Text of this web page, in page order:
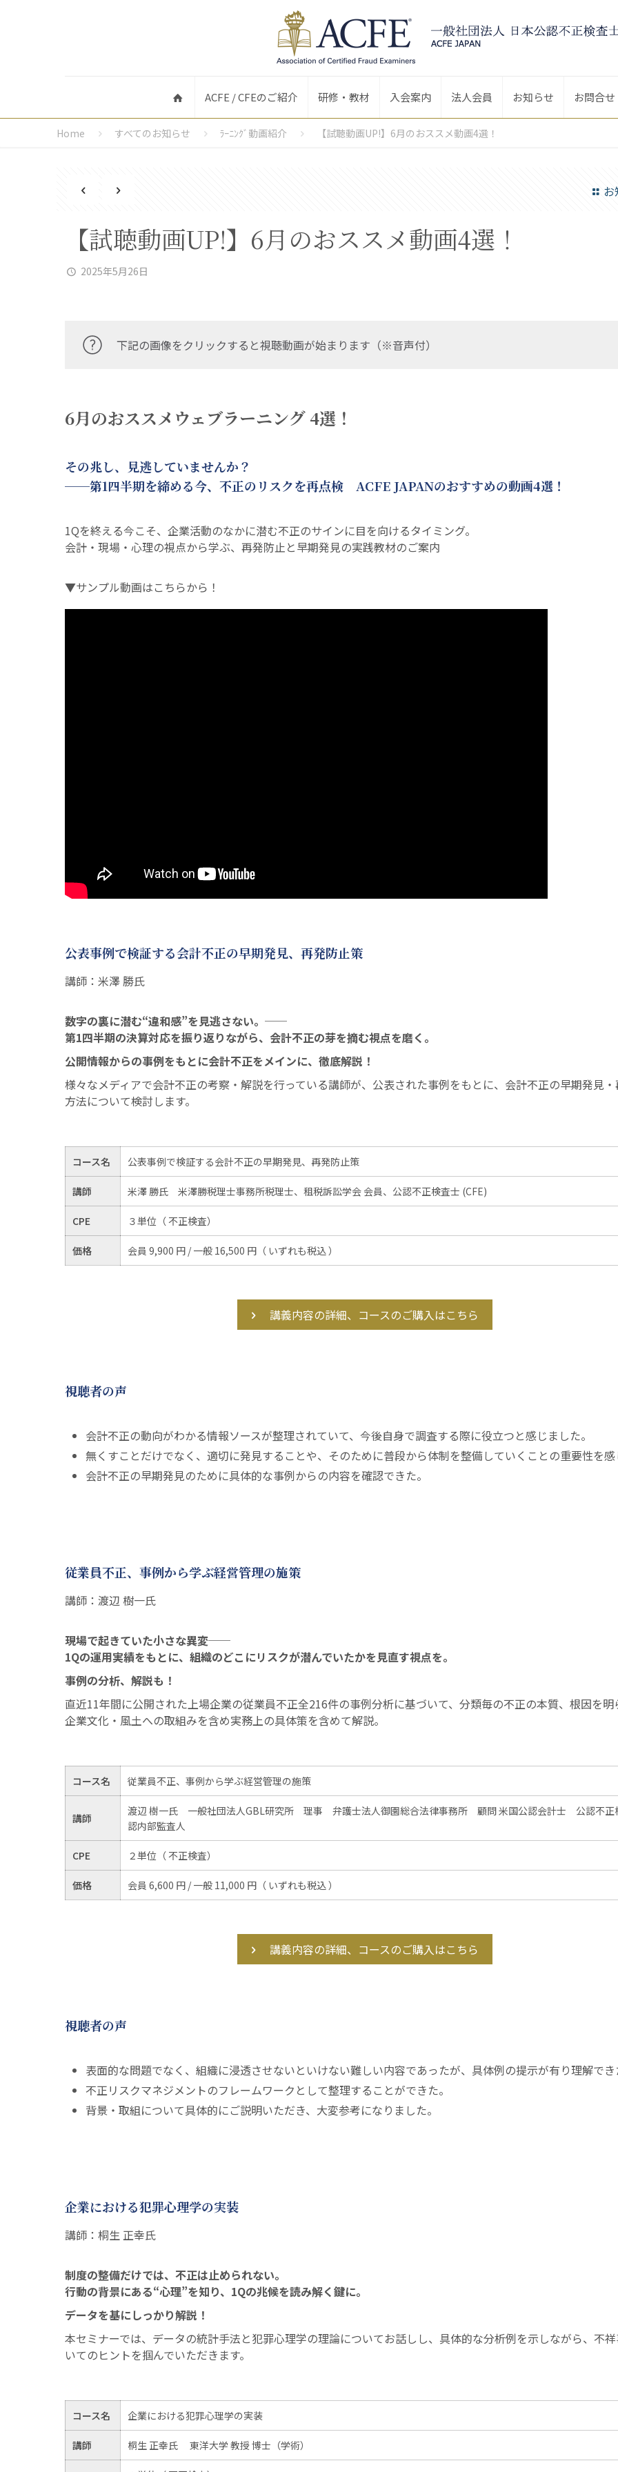
ACFE / CFEのご紹介 研修・教材 入会案内 法人会員 お知らせ お問合せ
Home すべてのお知らせ ﾗｰﾆﾝｸﾞ動画紹介 【試聴動画UP!】6月のおススメ動画4選！
【試聴動画UP!】6月のおススメ動画4選！
2025年5月26日
下記の画像をクリックすると視聴動画が始まります（※音声付）
6月のおススメウェブラーニング 4選！
その兆し、見逃していませんか？
──第1四半期を締める今、不正のリスクを再点検 ACFE JAPANのおすすめの動画4選！
1Qを終える今こそ、企業活動のなかに潜む不正のサインに目を向けるタイミング。
会計・現場・心理の視点から学ぶ、再発防止と早期発見の実践教材のご案内
▼サンプル動画はこちらから！
公表事例で検証する会計不正の早期発見、再発防止策
講師：米澤 勝氏
数字の裏に潜む“違和感”を見逃さない。──
第1四半期の決算対応を振り返りながら、会計不正の芽を摘む視点を磨く。
公開情報からの事例をもとに会計不正をメインに、徹底解説！
様々なメディアで会計不正の考察・解説を行っている講師が、公表された事例をもとに、会計不正の早期発見
方法について検討します。
コース名 公表事例で検証する会計不正の早期発見、再発防止策
講師 米澤 勝氏 米澤勝税理士事務所税理士、租税訴訟学会 会員、公認不正検査士 (CFE)
CPE ３単位（ 不正検査）
価格 会員 9,900 円 / 一般 16,500 円（ いずれも税込 ）
講義内容の詳細、コースのご購入はこちら
視聴者の声
会計不正の動向がわかる情報ソースが整理されていて、今後自身で調査する際に役立つと感じました。
無くすことだけでなく、適切に発見することや、そのために普段から体制を整備していくことの重要性を
会計不正の早期発見のために具体的な事例からの内容を確認できた。
従業員不正、事例から学ぶ経営管理の施策
講師：渡辺 樹一氏
現場で起きていた小さな異変──
1Qの運用実績をもとに、組織のどこにリスクが潜んでいたかを見直す視点を。
事例の分析、解説も！
直近11年間に公開された上場企業の従業員不正全216件の事例分析に基づいて、分類毎の不正の本質、根因を明
企業文化・風土への取組みを含め実務上の具体策を含めて解説。
コース名 従業員不正、事例から学ぶ経営管理の施策
講師
渡辺 樹一氏 一般社団法人GBL研究所 理事 弁護士法人御園総合法律事務所 顧問 米国公認会計士 公認不
認内部監査人
CPE ２単位（ 不正検査）
価格 会員 6,600 円 / 一般 11,000 円（ いずれも税込 ）
講義内容の詳細、コースのご購入はこちら
視聴者の声
表面的な問題でなく、組織に浸透させないといけない難しい内容であったが、具体例の提示が有り理解で
不正リスクマネジメントのフレームワークとして整理することができた。
背景・取組について具体的にご説明いただき、大変参考になりました。
企業における犯罪心理学の実装
講師：桐生 正幸氏
制度の整備だけでは、不正は止められない。
行動の背景にある“心理”を知り、1Qの兆候を読み解く鍵に。
データを基にしっかり解説！
本セミナーでは、データの統計手法と犯罪心理学の理論についてお話しし、具体的な分析例を示しながら、不
いてのヒントを掴んでいただきます。
コース名 企業における犯罪心理学の実装
講師 桐生 正幸氏 東洋大学 教授 博士（学術）